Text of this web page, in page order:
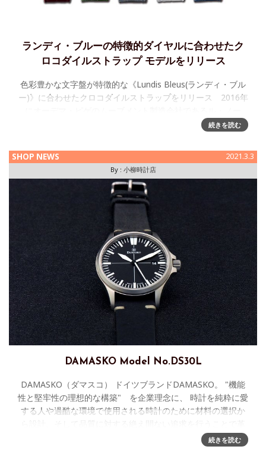
ランディ・ブルーの特徴的ダイヤルに合わせたク
ロコダイルストラップ モデルをリリース
色彩豊かな文字盤が特徴的な《Lundis Bleus(ランディ・ブル
ー)》に合わせたクロコダイルストラップをリリース 2016年
エ・パピ社やラ・ジュー・ペレ社や2008年から2016年まで
続きを読む
SHOP NEWS 2021.3.3
By : 小柳時計店
DAMASKO Model No.DS30L
DAMASKO（ダマスコ） ドイツブランドDAMASKO。 "機能
性と堅牢性の理想的な構築" を企業理念に、 時計を純粋に愛
する人や過酷な環境で使用される時計のために材料の選択か
続きを読む